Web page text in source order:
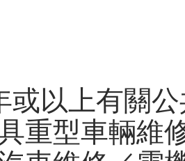
或以上有關
重型車輛維